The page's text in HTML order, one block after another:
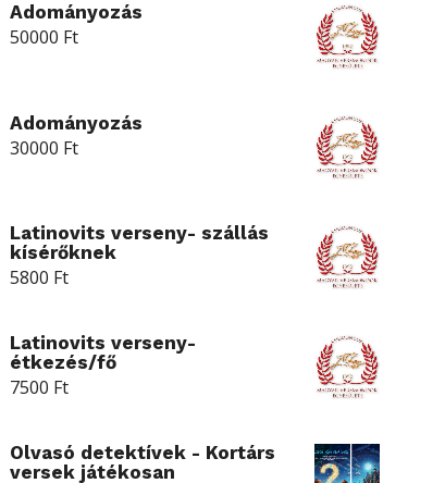
Adományozás
50000 Ft
Adományozás
30000 Ft
Latinovits verseny- szállás
kísérőknek
5800 Ft
Latinovits verseny-
étkezés/fő
7500 Ft
Olvasó detektívek - Kortárs
versek játékosan